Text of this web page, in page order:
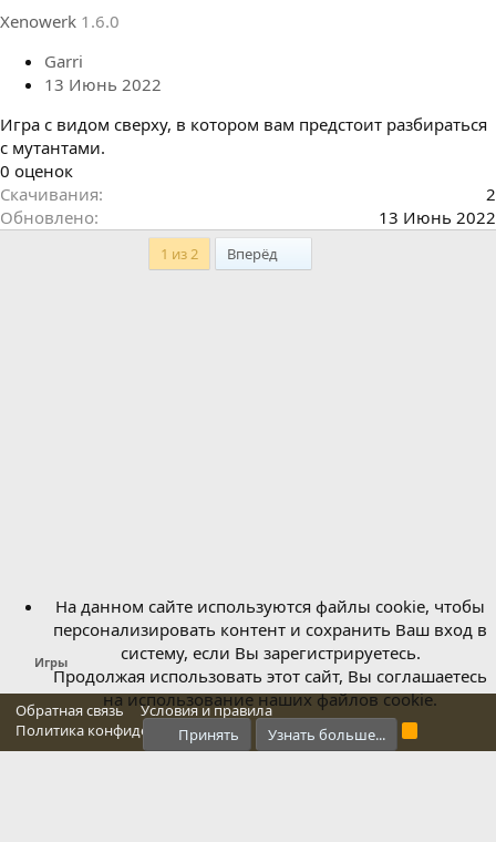
в
Xenowerk 1.6.0
Garri
13 Июнь 2022
Игра с видом сверху, в котором вам предстоит разбираться
с мутантами.
0
.
0
0 оценок
Скачивания
2
Обновлено
13 Июнь 2022
1 из 2 Вперёд
Игры
Обратная связь
Условия и правила
Политика конфиденциальности
Справка Главная
R
На данном сайте используются файлы cookie, чтобы
персонализировать контент и сохранить Ваш вход в
систему, если Вы зарегистрируетесь.
Продолжая использовать этот сайт, Вы соглашаетесь
на использование наших файлов cookie.
Принять Узнать больше...